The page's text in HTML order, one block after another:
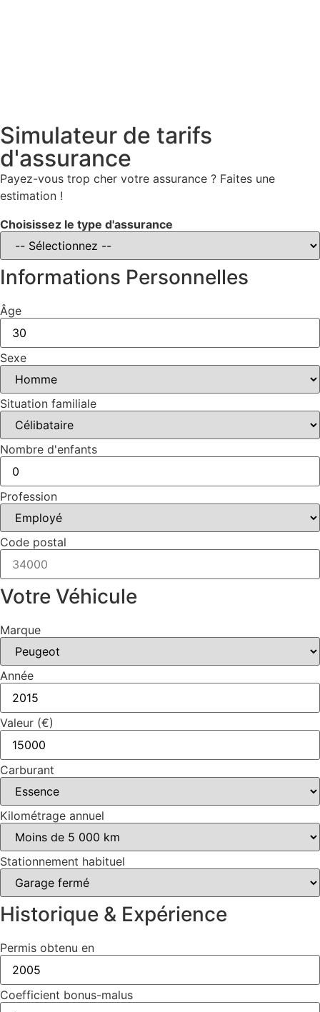
Simulateur de tarifs
d'assurance
Payez-vous trop cher votre assurance ? Faites une
estimation !
Choisissez le type d'assurance
Informations Personnelles
Âge
Sexe
Situation familiale
Nombre d'enfants
Profession
Code postal
Votre Véhicule
Marque
Année
Valeur (€)
Carburant
Kilométrage annuel
Stationnement habituel
Historique & Expérience
Permis obtenu en
Coefficient bonus-malus